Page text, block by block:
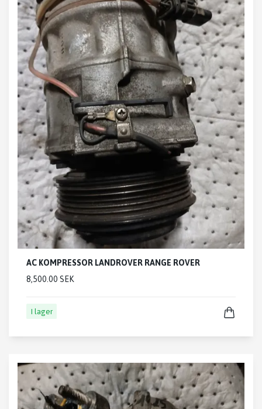
AC KOMPRESSOR LANDROVER RANGE ROVER
8,500.00 SEK
I lager